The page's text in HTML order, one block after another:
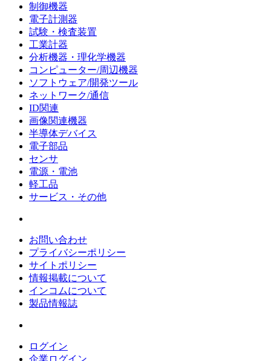
制御機器
電子計測器
試験・検査装置
工業計器
分析機器・理化学機器
コンピューター/周辺機器
ソフトウェア/開発ツール
ネットワーク/通信
ID関連
画像関連機器
半導体デバイス
電子部品
センサ
電源・電池
軽工品
サービス・その他
お問い合わせ
プライバシーポリシー
サイトポリシー
情報掲載について
インコムについて
製品情報誌
ログイン
企業ログイン